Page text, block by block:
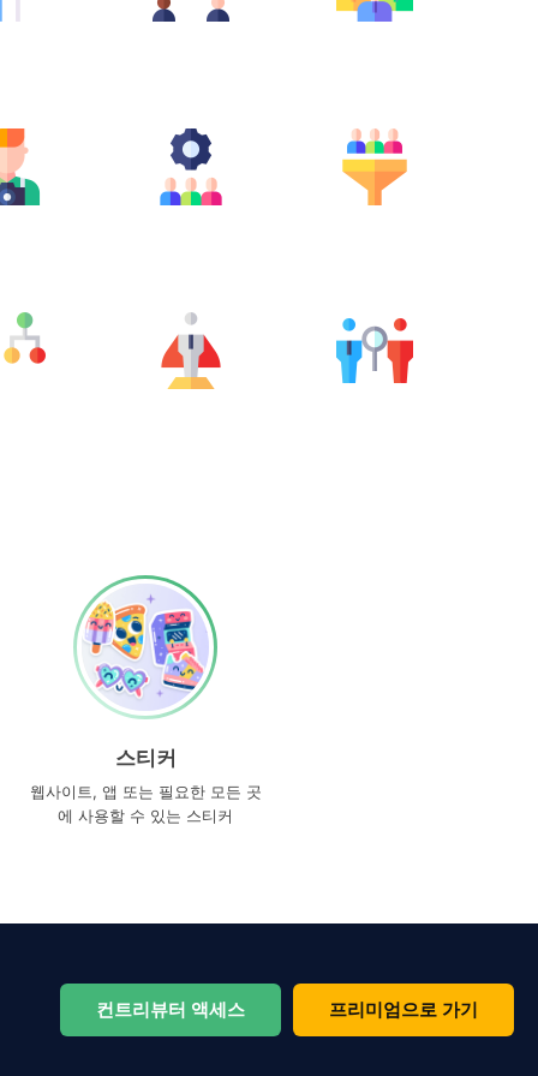
스티커
웹사이트, 앱 또는 필요한 모든 곳
에 사용할 수 있는 스티커
컨트리뷰터 액세스 프리미엄으로 가기